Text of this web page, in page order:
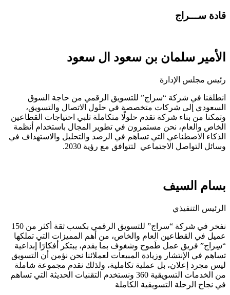
قادة ســـراج
الأمير سلمان بن سعود ال سعود
رئيس مجلس الإدارة
انطلقنا في شركة “سراج” للتسويق الرقمي من حاجة السوق
السعودي إلى شركات متخصصة في حلول الاتصال والتسويق،
وتمكنا من بناء شركة تقدم حلولًا متكاملة تلبي احتياجات القطاعين
الخاص والعام، نحن مستمرون في تطوير المجال باستخدام أنظمة
الذكاء الاصطناعي التي تساهم في الرصد والتحليل والاستهداف في
وسائل التواصل الاجتماعي لتتوافق مع رؤية 2030.
بسام السيف
الرئيس التنفيذي
نفخر في شركة “سراج” للتسويق الرقمي بكسب ثقة أكثر من 150
عميل في القطاعين العام والخاص، من أهم المميزات التي تملكها
“سِراج” فريق عمل طَموح وشغوف بما يقدم، يبتكر أفكارًا إبداعية
تساهم في الإنتشار وزيادة المبيعات لعملائنا نحن نؤمن أن التسويق
ليس مجرد إعلان، بل عملية تكاملية، ولذلك نقدم مجموعة شاملة
من الخدمات التسويقية 360 ونستخدم التقنيات الحديثة التي تساهم
في نجاح الرحلة التسويقية الكاملة